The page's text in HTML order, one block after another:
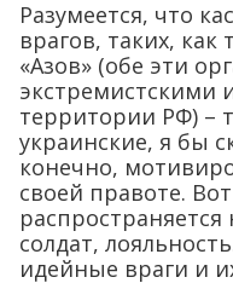
Разумеется, что
врагов, таких,
«Азов» (обе эти
экстремистскими
территории РФ) –
украинские, я бы
конечно,
своей правоте.
солдат,
идейные враги и